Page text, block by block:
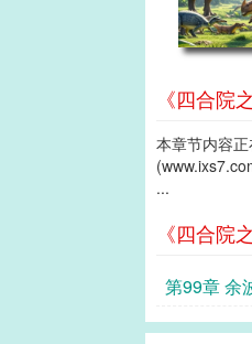
《四合院
本章节内容
...
《四合院
第99章 余